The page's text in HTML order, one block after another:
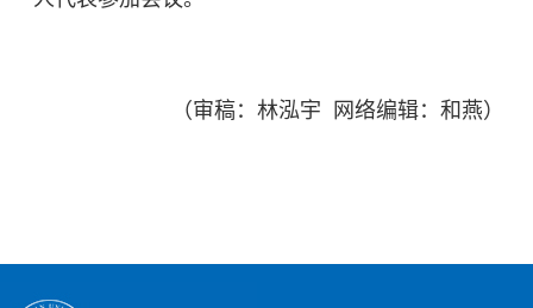
（审稿：林泓宇 网络编辑：和燕）